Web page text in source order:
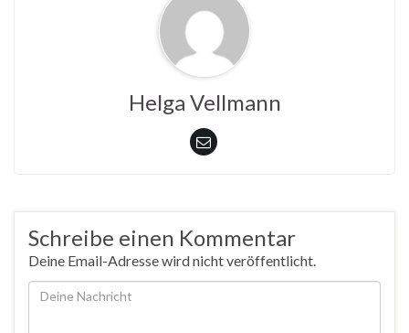
Helga Vellmann
Schreibe einen Kommentar
Deine Email-Adresse wird nicht veröffentlicht.